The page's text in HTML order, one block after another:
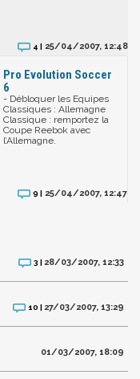
4 | 25/04/2007, 12:48
Pro Evolution Soccer
6
- Débloquer les Equipes
Classiques : Allemagne
Classique : remportez la
Coupe Reebok avec
l’Allemagne.
9 | 25/04/2007, 12:47
3 | 28/03/2007, 12:33
10 | 27/03/2007, 13:29
01/03/2007, 18:09